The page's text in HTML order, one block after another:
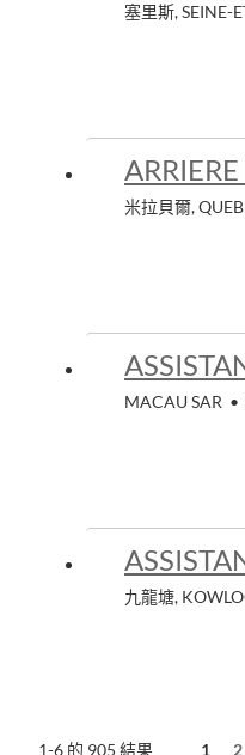
塞里斯, SEINE-
米拉貝爾,
MACAU SAR •
九龍塘,
1-6 的 905 結果 頁面
1 2